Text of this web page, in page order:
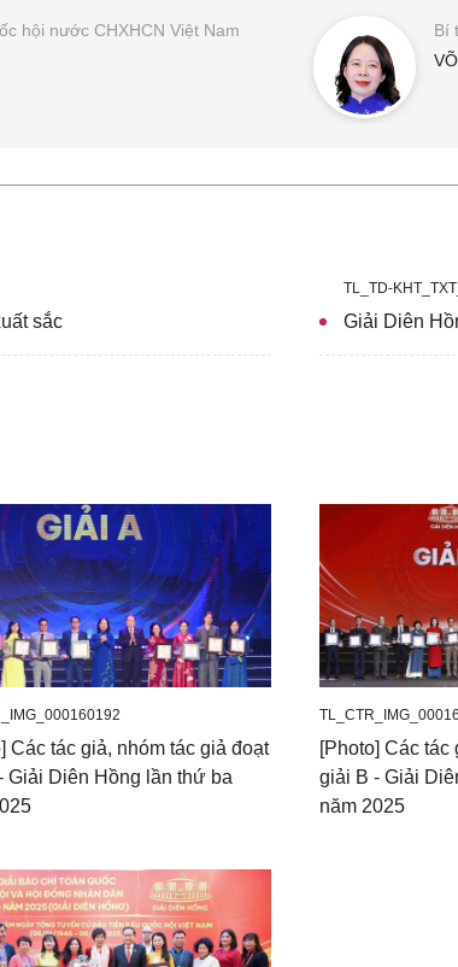
hội nước CHXHCN Việt Nam
Bí
sắc
TL_TD-
Giải Diên
Các tác giả, nhóm tác giả đoạt
Giải Diên Hồng lần thứ ba
[Photo] Các tác
giải B - Giải
năm 2025